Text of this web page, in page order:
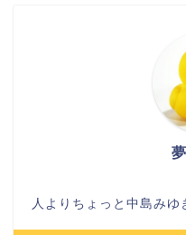
人よりちょっと中島みゆ